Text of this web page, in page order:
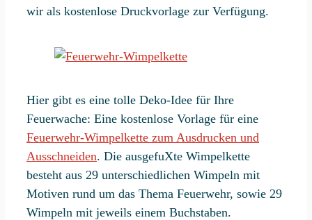
wir als kostenlose Druckvorlage zur Verfügung.
Hier gibt es eine tolle Deko-Idee für Ihre
Feuerwache: Eine kostenlose Vorlage für eine
Feuerwehr-Wimpelkette zum Ausdrucken und
Ausschneiden. Die ausgefuXte Wimpelkette
besteht aus 29 unterschiedlichen Wimpeln mit
Motiven rund um das Thema Feuerwehr, sowie 29
Wimpeln mit jeweils einem Buchstaben.